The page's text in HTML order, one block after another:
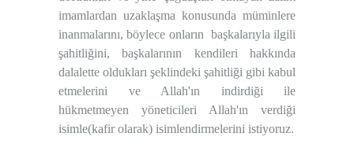
imamlardan uzaklaşma konusunda müminlere
inanmalarını, böylece onların başkalarıyla ilgili
şahitliğini, başkalarının kendileri hakkında
dalalette oldukları şeklindeki şahitliği gibi kabul
etmelerini ve Allah'ın indirdiği ile
hükmetmeyen yöneticileri Allah'ın verdiği
isimle(kafir olarak) isimlendirmelerini istiyoruz.